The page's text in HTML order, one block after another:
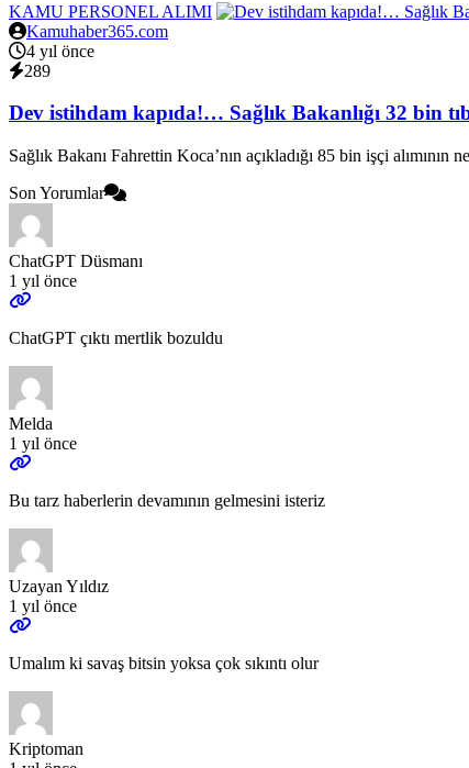
KAMU PERSONEL ALIMI
Kamuhaber365.com
4 yıl önce
289
Dev istihdam kapıda!… Sağlık Bakanlığı 32 bin
Sağlık Bakanı Fahrettin Koca’nın açıkladığı 85 bin işçi alımının
Son Yorumlar
ChatGPT Düsmanı
1 yıl önce
ChatGPT çıktı mertlik bozuldu
Melda
1 yıl önce
Bu tarz haberlerin devamının gelmesini isteriz
Uzayan Yıldız
1 yıl önce
Umalım ki savaş bitsin yoksa çok sıkıntı olur
Kriptoman